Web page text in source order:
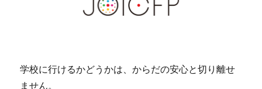
学校に行けるかどうかは、からだの安心と切り離せ
ません。